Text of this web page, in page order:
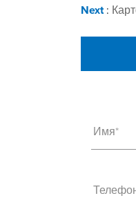
Next:
Имя*